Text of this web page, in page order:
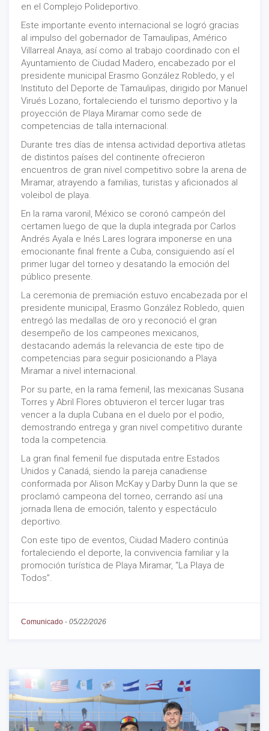
en el Complejo Polideportivo.
Este importante evento internacional se logró gracias
al impulso del gobernador de Tamaulipas, Américo
Villarreal Anaya, así como al trabajo coordinado con el
Ayuntamiento de Ciudad Madero, encabezado por el
presidente municipal Erasmo González Robledo, y el
Instituto del Deporte de Tamaulipas, dirigido por Manuel
Virués Lozano, fortaleciendo el turismo deportivo y la
proyección de Playa Miramar como sede de
competencias de talla internacional.
Durante tres días de intensa actividad deportiva atletas
de distintos países del continente ofrecieron
encuentros de gran nivel competitivo sobre la arena de
Miramar, atrayendo a familias, turistas y aficionados al
voleibol de playa.
En la rama varonil, México se coronó campeón del
certamen luego de que la dupla integrada por Carlos
Andrés Ayala e Inés Lares lograra imponerse en una
emocionante final frente a Cuba, consiguiendo así el
primer lugar del torneo y desatando la emoción del
público presente.
La ceremonia de premiación estuvo encabezada por el
presidente municipal, Erasmo González Robledo, quien
entregó las medallas de oro y reconoció el gran
desempeño de los campeones mexicanos,
destacando además la relevancia de este tipo de
competencias para seguir posicionando a Playa
Miramar a nivel internacional.
Por su parte, en la rama femenil, las mexicanas Susana
Torres y Abril Flores obtuvieron el tercer lugar tras
vencer a la dupla Cubana en el duelo por el podio,
demostrando entrega y gran nivel competitivo durante
toda la competencia.
La gran final femenil fue disputada entre Estados
Unidos y Canadá, siendo la pareja canadiense
conformada por Alison McKay y Darby Dunn la que se
proclamó campeona del torneo, cerrando así una
jornada llena de emoción, talento y espectáculo
deportivo.
Con este tipo de eventos, Ciudad Madero continúa
fortaleciendo el deporte, la convivencia familiar y la
promoción turística de Playa Miramar, “La Playa de
Todos”.
Comunicado - 05/22/2026